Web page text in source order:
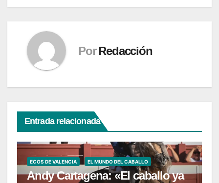
Por Redacción
Entrada relacionada
ECOS DE VALENCIA EL MUNDO DEL CABALLO
Andy Cartagena: «El caballo ya